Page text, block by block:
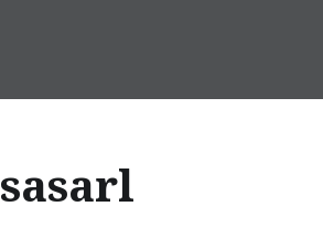
sasarl